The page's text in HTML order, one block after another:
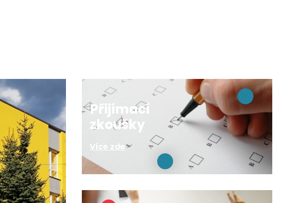
Přijímací
zkoušky
Více zde